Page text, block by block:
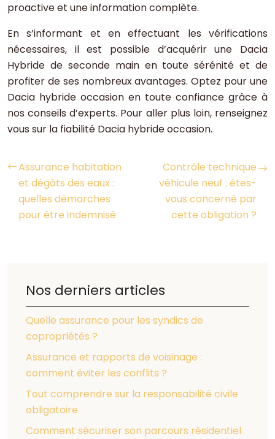
proactive et une information complète.
En s’informant et en effectuant les vérifications
nécessaires, il est possible d’acquérir une Dacia
Hybride de seconde main en toute sérénité et de
profiter de ses nombreux avantages. Optez pour une
Dacia hybride occasion en toute confiance grâce à
nos conseils d’experts. Pour aller plus loin, renseignez
vous sur la fiabilité Dacia hybride occasion.
Assurance habitation
et dégâts des eaux :
quelles démarches
pour être indemnisé
Contrôle technique
véhicule neuf : êtes-
vous concerné par
cette obligation ?
Nos derniers articles
Quelle assurance pour les syndics de
copropriétés ?
Assurance et rapports de voisinage :
comment éviter les conflits ?
Tout comprendre sur la responsabilité civile
obligatoire
Comment sécuriser son parcours résidentiel